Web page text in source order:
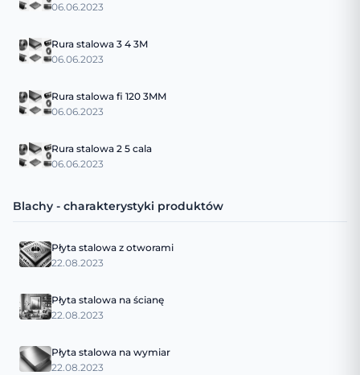
06.06.2023
Rura stalowa 3 4 3M
06.06.2023
Rura stalowa fi 120 3MM
06.06.2023
Rura stalowa 2 5 cala
06.06.2023
Blachy - charakterystyki produktów
Płyta stalowa z otworami
22.08.2023
Płyta stalowa na ścianę
22.08.2023
Płyta stalowa na wymiar
22.08.2023